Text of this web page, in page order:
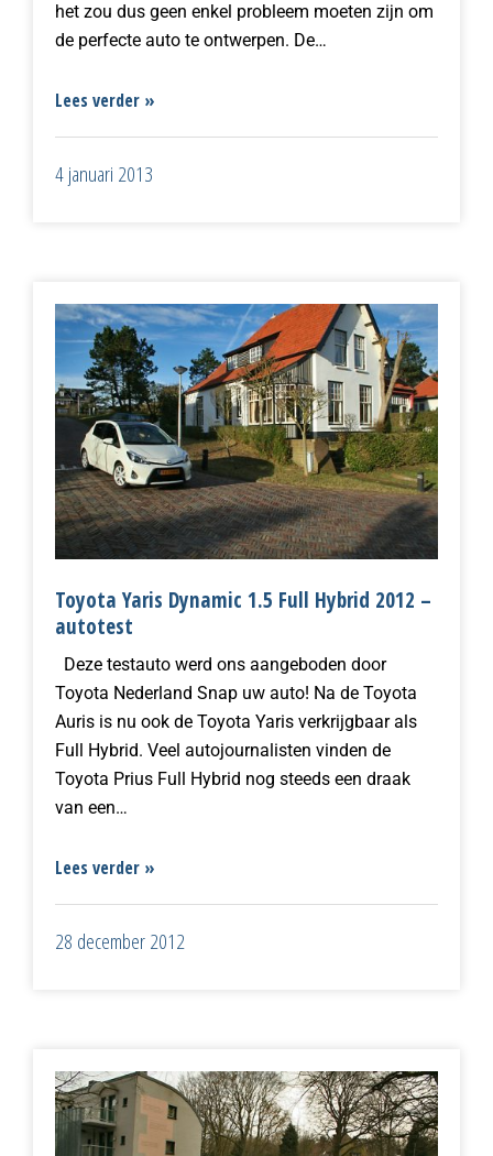
het zou dus geen enkel probleem moeten zijn om
de perfecte auto te ontwerpen. De…
Lees verder »
4 januari 2013
Toyota Yaris Dynamic 1.5 Full Hybrid 2012 –
autotest
Deze testauto werd ons aangeboden door
Toyota Nederland Snap uw auto! Na de Toyota
Auris is nu ook de Toyota Yaris verkrijgbaar als
Full Hybrid. Veel autojournalisten vinden de
Toyota Prius Full Hybrid nog steeds een draak
van een…
Lees verder »
28 december 2012